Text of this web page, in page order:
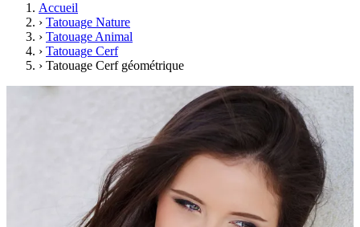
Accueil
› Tatouage Nature
› Tatouage Animal
› Tatouage Cerf
› Tatouage Cerf géométrique